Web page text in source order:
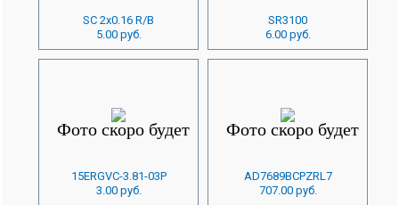
SC 2x0.16 R/B
5.00 руб.
SR3100
6.00 руб.
15ERGVC-3.81-03P
3.00 руб.
AD7689BCPZRL7
707.00 руб.